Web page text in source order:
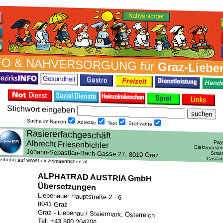
& NAH­VER­SORG­UNG fürGraz-
Stich­wort ein­geben
Suche im Namen Adresse Text Stich­worte
auf www.heinzelmaennchen.at
ALPHATRAD AUSTRIA GmbH
Übersetzungen
Liebenauer Hauptstraße 2 - 6
8041 Graz
Graz - Liebenau / Steiermark, Österreich